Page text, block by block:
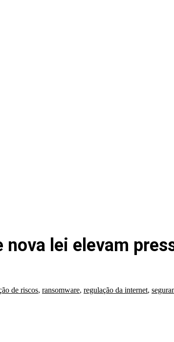
lei elevam
de riscos, ransomware, regulação da internet,